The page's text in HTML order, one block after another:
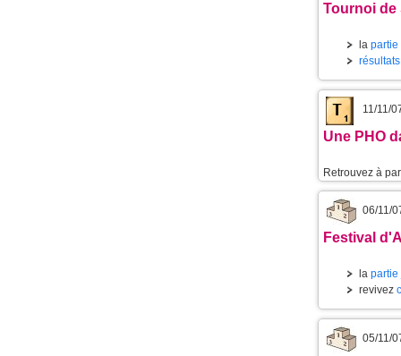
Tournoi de
la partie
11/11/
Une PHO
Retrouvez à
06/11/
Festival
la partie
revivez
05/11/